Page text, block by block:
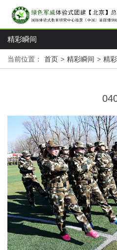
精彩瞬间
当前位置： 首页 > 精彩瞬间 > 精